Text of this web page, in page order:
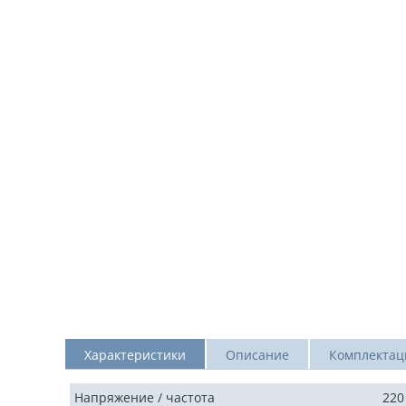
Характеристики Описание
Напряжение / частота